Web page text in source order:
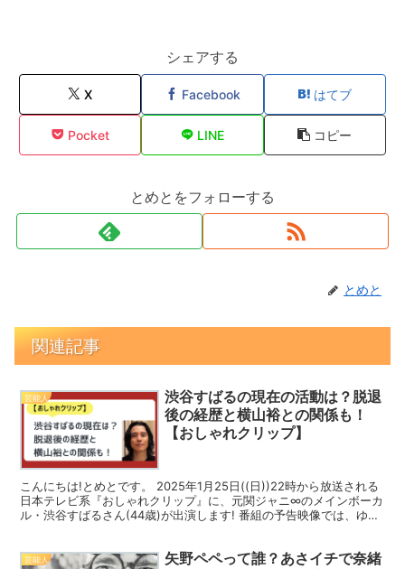
シェアする
X Facebook はてブ
Pocket LINE コピー
とめとをフォローする
とめと
関連記事
芸能人
渋谷すばるの現在の活動は？脱退
後の経歴と横山裕との関係も！
【おしゃれクリップ】
こんにちは!とめとです。 2025年1月25日((日))22時から放送される
日本テレビ系『おしゃれクリップ』に、元関ジャニ∞のメインボーカ
ル・渋谷すばるさん(44歳)が出演します! 番組の予告映像では、ゆる
芸能人
矢野ペペって誰？あさイチで奈緒